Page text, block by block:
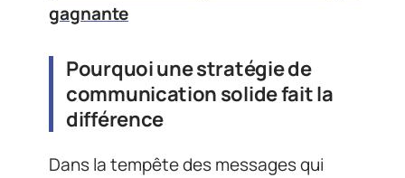
gagnante
Pourquoi une stratégie de
communication solide fait la
différence
Dans la tempête des messages qui